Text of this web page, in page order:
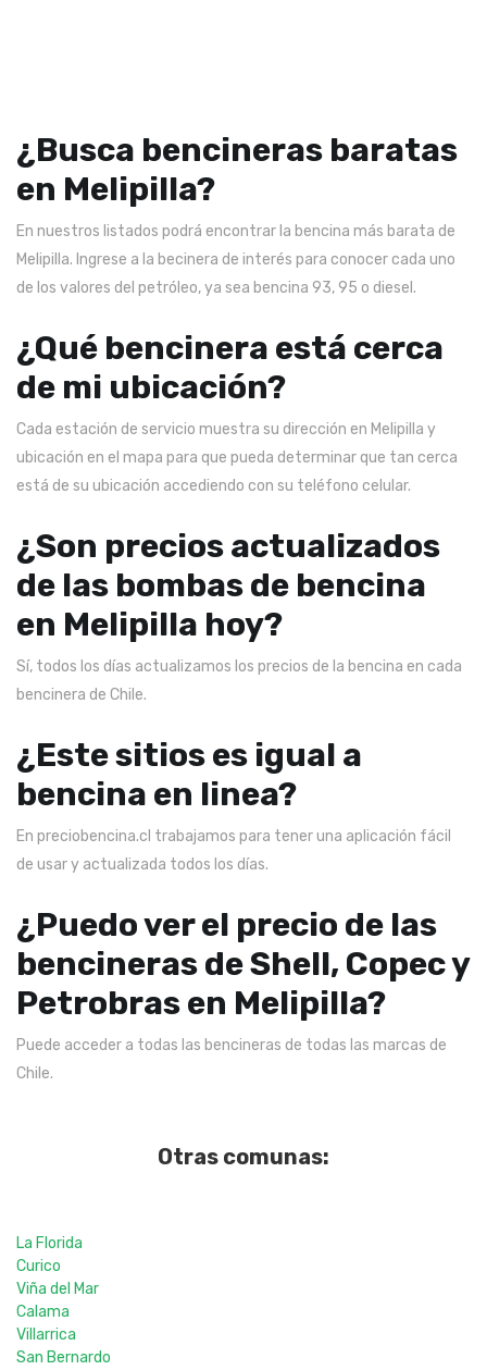
¿Busca bencineras baratas
en Melipilla?
En nuestros listados podrá encontrar la bencina más barata de
Melipilla. Ingrese a la becinera de interés para conocer cada uno
de los valores del petróleo, ya sea bencina 93, 95 o diesel.
¿Qué bencinera está cerca
de mi ubicación?
Cada estación de servicio muestra su dirección en Melipilla y
ubicación en el mapa para que pueda determinar que tan cerca
está de su ubicación accediendo con su teléfono celular.
¿Son precios actualizados
de las bombas de bencina
en Melipilla hoy?
Sí, todos los días actualizamos los precios de la bencina en cada
bencinera de Chile.
¿Este sitios es igual a
bencina en linea?
En preciobencina.cl trabajamos para tener una aplicación fácil
de usar y actualizada todos los días.
¿Puedo ver el precio de las
bencineras de Shell, Copec y
Petrobras en Melipilla?
Puede acceder a todas las bencineras de todas las marcas de
Chile.
Otras comunas:
La Florida
Curico
Viña del Mar
Calama
Villarrica
San Bernardo